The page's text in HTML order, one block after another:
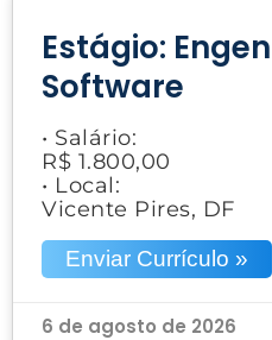
Estágio:
Software
• Salário:
R$ 1.800,00
• Local:
Vicente Pires, DF
Enviar Currículo »
6 de agosto de 2026